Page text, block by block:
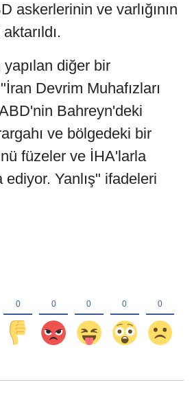
askerlerinin ve varlığının
diğer bir
Devrim Muhafızları
Bahreyn'deki
ve bölgedeki bir
füzeler ve İHA'larla
Yanlış" ifadeleri